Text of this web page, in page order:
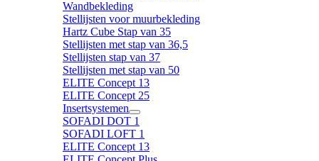
Wandbekleding
Stellijsten voor muurbekleding
Hartz Cube Stap van 35
Stellijsten met stap van 36,5
Stellijsten stap van 37
Stellijsten met stap van 50
ELITE Concept 13
ELITE Concept 25
Insertsystemen
SOFADI DOT 1
SOFADI LOFT 1
ELITE Concept 13